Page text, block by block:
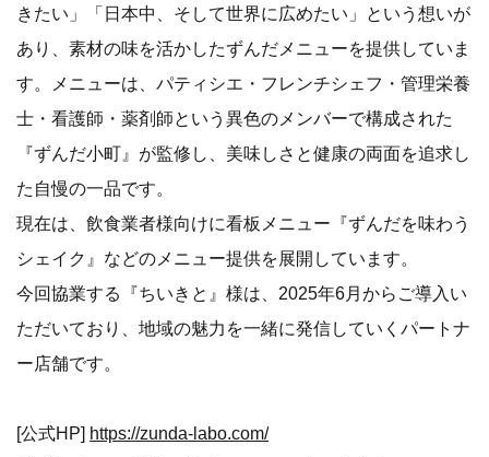
きたい」「日本中、そして世界に広めたい」という想いが
あり、素材の味を活かしたずんだメニューを提供していま
す。メニューは、パティシエ・フレンチシェフ・管理栄養
士・看護師・薬剤師という異色のメンバーで構成された
『ずんだ小町』が監修し、美味しさと健康の両面を追求し
た自慢の一品です。
現在は、飲食業者様向けに看板メニュー『ずんだを味わう
シェイク』などのメニュー提供を展開しています。
今回協業する『ちいきと』様は、2025年6月からご導入い
ただいており、地域の魅力を一緒に発信していくパートナ
ー店舗です。
[公式HP] https://zunda-labo.com/